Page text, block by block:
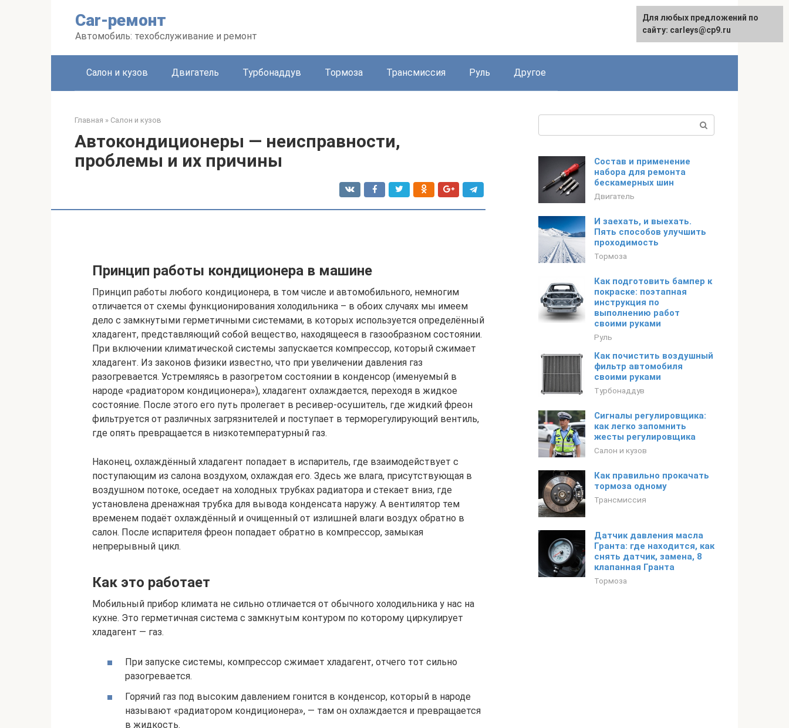
Car-ремонт
Автомобиль: техобслуживание и ремонт
Салон и кузов Двигатель Турбонаддув Тормоза Трансмиссия Руль Другое
Главная » Салон и кузов
Автокондиционеры — неисправности,
проблемы и их причины
Принцип работы кондиционера в машине
Принцип работы любого кондиционера, в том числе и автомобильного, немногим
отличается от схемы функционирования холодильника – в обоих случаях мы имеем
дело с замкнутыми герметичными системами, в которых используется определённый
хладагент, представляющий собой вещество, находящееся в газообразном состоянии.
При включении климатической системы запускается компрессор, который сжимает
хладагент. Из законов физики известно, что при увеличении давления газ
разогревается. Устремляясь в разогретом состоянии в конденсор (именуемый в
народе «радиатором кондиционера»), хладагент охлаждается, переходя в жидкое
состояние. После этого его путь пролегает в ресивер-осушитель, где жидкий фреон
фильтруется от различных загрязнителей и поступает в терморегулирующий вентиль,
где опять превращается в низкотемпературный газ.
Наконец, охлаждённый хладагент попадает в испаритель, где взаимодействует с
поступающим из салона воздухом, охлаждая его. Здесь же влага, присутствующая в
воздушном потоке, оседает на холодных трубках радиатора и стекает вниз, где
установлена дренажная трубка для вывода конденсата наружу. А вентилятор тем
временем подаёт охлаждённый и очищенный от излишней влаги воздух обратно в
салон. После испарителя фреон попадает обратно в компрессор, замыкая
непрерывный цикл.
Как это работает
Мобильный прибор климата не сильно отличается от обычного холодильника у нас на
кухне. Это герметичная система с замкнутым контуром по которому циркулирует
хладагент — газ.
При запуске системы, компрессор сжимает хладагент, отчего тот сильно
разогревается.
Горячий газ под высоким давлением гонится в конденсор, который в народе
называют «радиатором кондиционера», — там он охлаждается и превращается
в жидкость.
Состав и применение
набора для ремонта
бескамерных шин
Двигатель
И заехать, и выехать.
Пять способов улучшить
проходимость
Тормоза
Как подготовить бампер к
покраске: поэтапная
инструкция по
выполнению работ
своими руками
Руль
Как почистить воздушный
фильтр автомобиля
своими руками
Турбонаддув
Сигналы регулировщика:
как легко запомнить
жесты регулировщика
Салон и кузов
Как правильно прокачать
тормоза одному
Трансмиссия
Датчик давления масла
Гранта: где находится, как
снять датчик, замена, 8
клапанная Гранта
Тормоза
Для любых предложений по
сайту: carleys@cp9.ru